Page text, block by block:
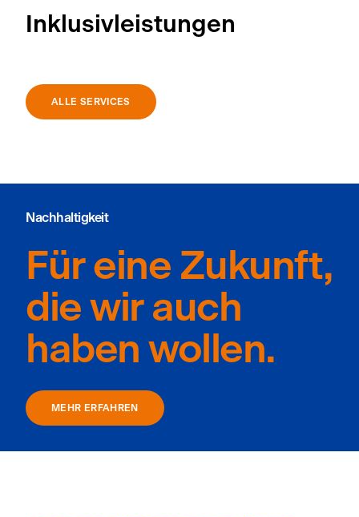
Inklusivleistungen
ALLE SERVICES
Nachhaltigkeit
Für eine Zukunft,
die wir auch
haben wollen.
MEHR ERFAHREN